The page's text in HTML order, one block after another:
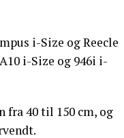
i-Size og Reecle
i-Size og 946i i-
fra 40 til 150 cm, og